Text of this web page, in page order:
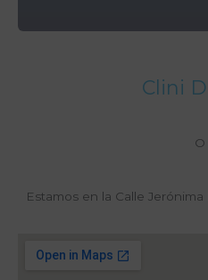
Clini
O
Estamos en la Calle